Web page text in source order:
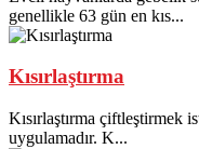
genellikle 63 gün en kıs...
Kısırlaştırma
Kısırlaştırma çiftleştirmek
uygulamadır. K...